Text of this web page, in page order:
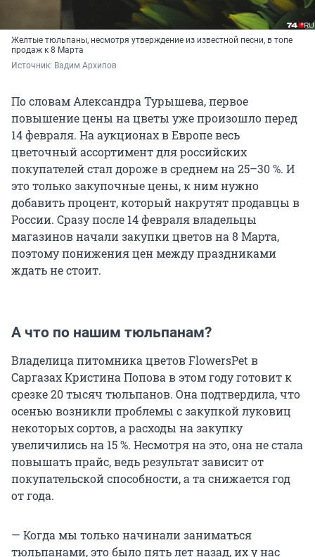
Желтые тюльпаны, несмотря утверждение из известной песни, в топе
продаж к 8 Марта
Источник: Вадим Архипов
По словам Александра Турышева, первое
повышение цены на цветы уже произошло перед
14 февраля. На аукционах в Европе весь
цветочный ассортимент для российских
покупателей стал дороже в среднем на 25–30 %. И
это только закупочные цены, к ним нужно
добавить процент, который накрутят продавцы в
России. Сразу после 14 февраля владельцы
магазинов начали закупки цветов на 8 Марта,
поэтому понижения цен между праздниками
ждать не стоит.
А что по нашим тюльпанам?
Владелица питомника цветов FlowersPet в
Саргазах Кристина Попова в этом году готовит к
срезке 20 тысяч тюльпанов. Она подтвердила, что
осенью возникли проблемы с закупкой луковиц
некоторых сортов, а расходы на закупку
увеличились на 15 %. Несмотря на это, она не стала
повышать прайс, ведь результат зависит от
покупательской способности, а та снижается год
от года.
— Когда мы только начинали заниматься
тюльпанами, это было пять лет назад, их у нас